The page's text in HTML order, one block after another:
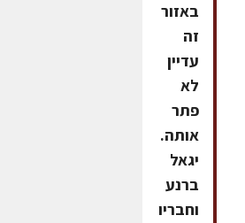
באזור
זה
עדיין
לא
פתר
אותה.
יגאל
ברנע
וחבריו